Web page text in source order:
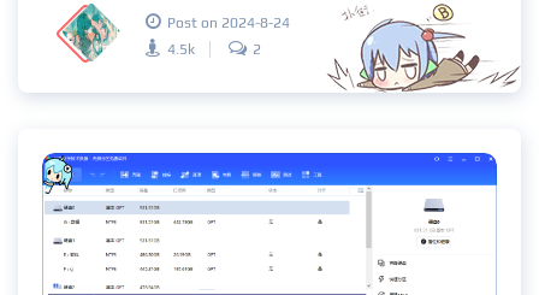
Post on 2024-8-24
4.5k
2